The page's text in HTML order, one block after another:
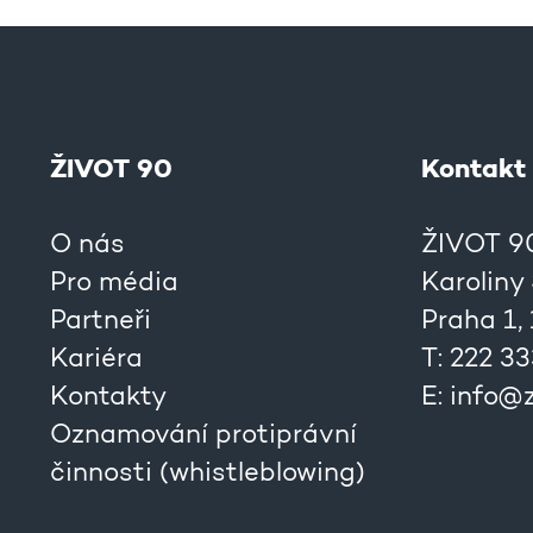
ŽIVOT 90
O nás
Pro média
Partneři
Kariéra
Kontakty
Oznamování protiprávní
činnosti (whistleblowing)
Kontakt
ŽIVOT
Karoliny
Praha
T: 222
E: